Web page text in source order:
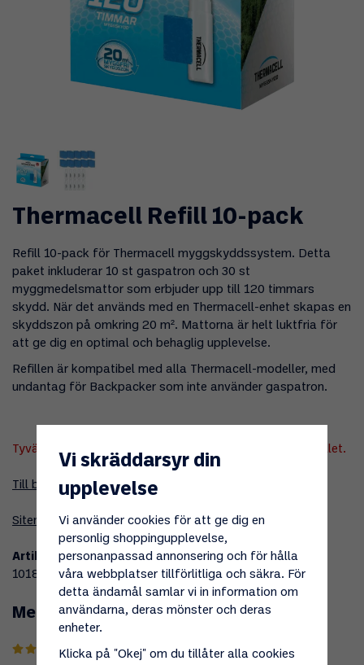
Thermacell Refill 10-pack
Refill 10-pack för Thermacell myggskyddssystem. Detta
paket inkluderar 10 st gaspatron och 30 st
myggmedelsmattor som erbjuder upp till 120 timmars
skydd. När det används med en Thermacell-enhet skapas en
skyddszon på omkring 20 m². Mattorna är helt luktfria för
att ge dig en optimal och behaglig upplevelse.
Refillen är kompatibel med alla Thermacell-modeller, med
undantag för Backpacker som inte använder gaspatron.
Tyvärr ingår inte denna produkt i vårt sortiment för tillfället.
Till butikens startsida »
Sitemap »
Artikelnummer:
101842
Medelbetyg5/5 baserat på2st röster.
Vi skräddarsyr din
upplevelse
Vi använder cookies för att ge dig en
personlig shoppingupplevelse,
personanpassad annonsering och för hålla
våra webbplatser tillförlitliga och säkra. För
detta ändamål samlar vi in information om
användarna, deras mönster och deras
enheter.
Klicka på "Okej" om du tillåter alla cookies